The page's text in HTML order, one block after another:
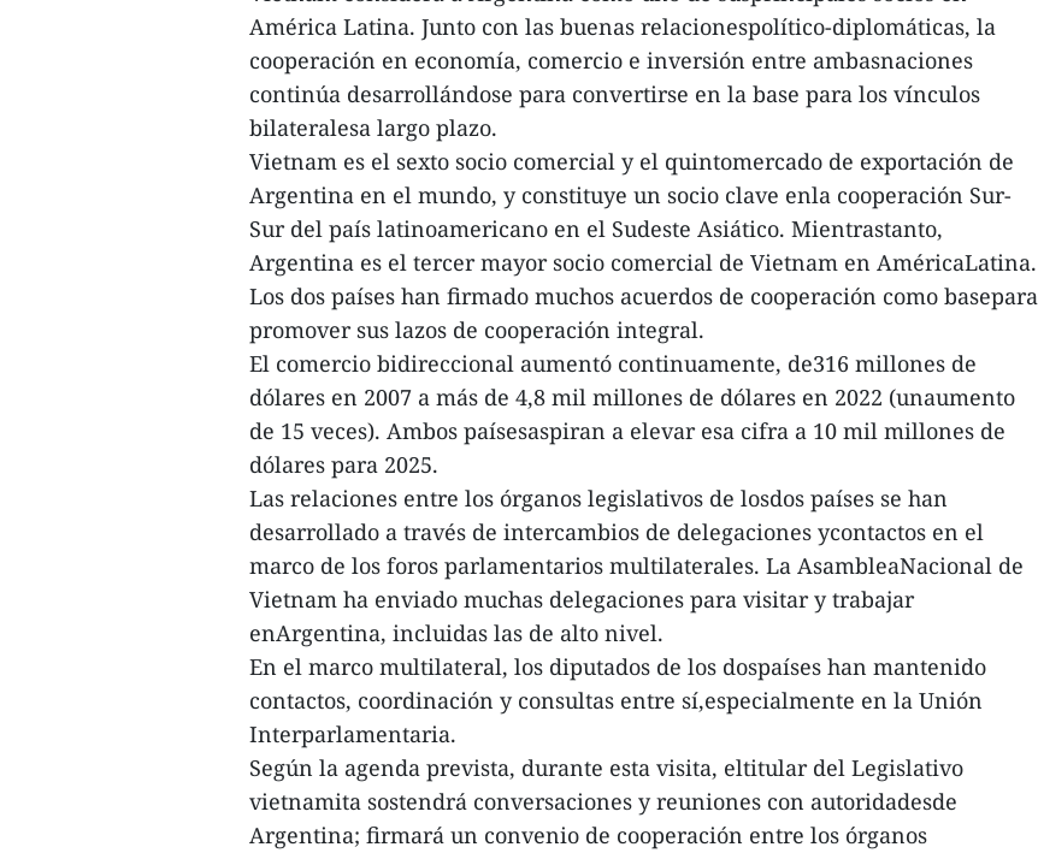
América Latina. Junto con las buenas relacionespolítico-diplomáticas, la
cooperación en economía, comercio e inversión entre ambasnaciones
continúa desarrollándose para convertirse en la base para los vínculos
bilateralesa largo plazo.
Vietnam es el sexto socio comercial y el quintomercado de exportación de
Argentina en el mundo, y constituye un socio clave enla cooperación Sur-
Sur del país latinoamericano en el Sudeste Asiático. Mientrastanto,
Argentina es el tercer mayor socio comercial de Vietnam en AméricaLatina.
Los dos países han firmado muchos acuerdos de cooperación como basepara
promover sus lazos de cooperación integral.
El comercio bidireccional aumentó continuamente, de316 millones de
dólares en 2007 a más de 4,8 mil millones de dólares en 2022 (unaumento
de 15 veces). Ambos paísesaspiran a elevar esa cifra a 10 mil millones de
dólares para 2025.
Las relaciones entre los órganos legislativos de losdos países se han
desarrollado a través de intercambios de delegaciones ycontactos en el
marco de los foros parlamentarios multilaterales. La AsambleaNacional de
Vietnam ha enviado muchas delegaciones para visitar y trabajar
enArgentina, incluidas las de alto nivel.
En el marco multilateral, los diputados de los dospaíses han mantenido
contactos, coordinación y consultas entre sí,especialmente en la Unión
Interparlamentaria.
Según la agenda prevista, durante esta visita, eltitular del Legislativo
vietnamita sostendrá conversaciones y reuniones con autoridadesde
Argentina; firmará un convenio de cooperación entre los órganos